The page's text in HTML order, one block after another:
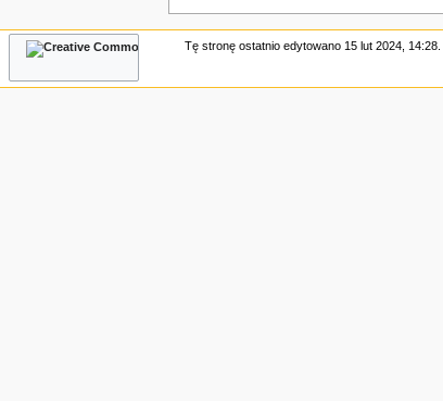
Tę stronę ostatnio edytowano 15 lut 2024, 14:28.